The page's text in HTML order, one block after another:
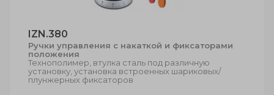
IZN.380
Ручки управления с накаткой и фиксаторами
положения
Технополимер, втулка сталь под различную
установку, установка встроенных шариковых/
плунжерных фиксаторов